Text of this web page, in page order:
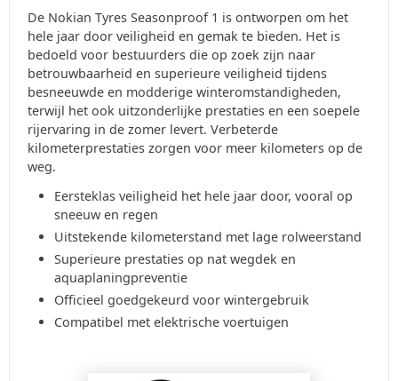
De Nokian Tyres Seasonproof 1 is ontworpen om het
hele jaar door veiligheid en gemak te bieden. Het is
bedoeld voor bestuurders die op zoek zijn naar
betrouwbaarheid en superieure veiligheid tijdens
besneeuwde en modderige winteromstandigheden,
terwijl het ook uitzonderlijke prestaties en een soepele
rijervaring in de zomer levert. Verbeterde
kilometerprestaties zorgen voor meer kilometers op de
weg.
Eersteklas veiligheid het hele jaar door, vooral op
sneeuw en regen
Uitstekende kilometerstand met lage rolweerstand
Superieure prestaties op nat wegdek en
aquaplaningpreventie
Officieel goedgekeurd voor wintergebruik
Compatibel met elektrische voertuigen